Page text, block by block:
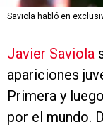
Saviola habló en
Javier Saviola
apariciones
Primera y
por el mundo.